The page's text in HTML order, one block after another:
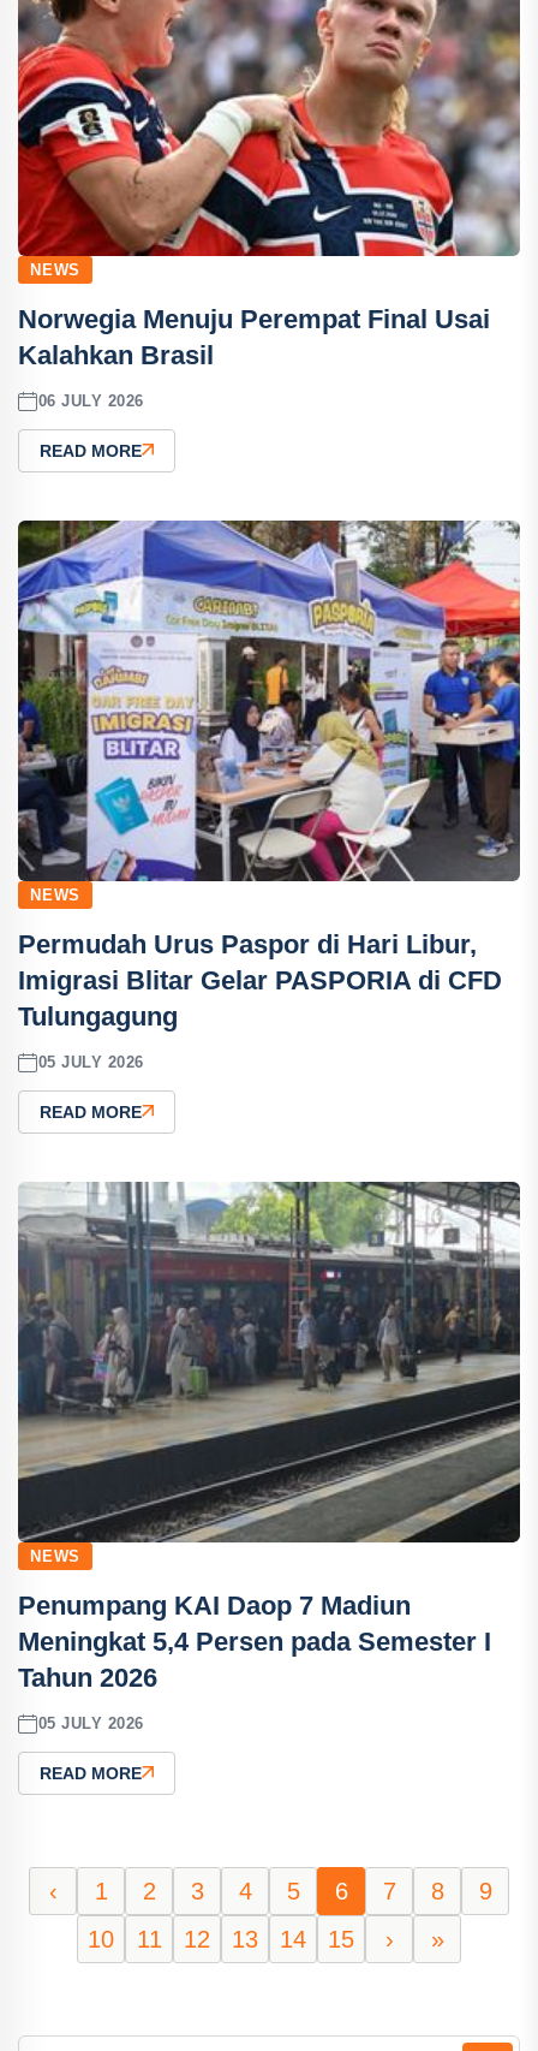
NEWS
Norwegia Menuju Perempat Final Usai
Kalahkan Brasil
06 JULY 2026
READ MORE
NEWS
Permudah Urus Paspor di Hari Libur,
Imigrasi Blitar Gelar PASPORIA di CFD
Tulungagung
05 JULY 2026
READ MORE
NEWS
Penumpang KAI Daop 7 Madiun
Meningkat 5,4 Persen pada Semester I
Tahun 2026
05 JULY 2026
READ MORE
‹ 1 2 3 4 5 6 7 8
9
10
11 12 13 14 15 › »